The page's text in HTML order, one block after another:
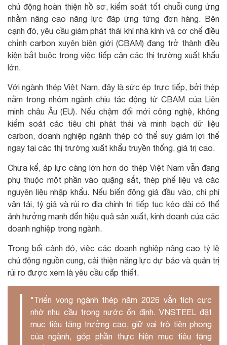
chủ động hoàn thiện hồ sơ, kiểm soát tốt chuỗi cung ứng
nhằm nâng cao năng lực đáp ứng từng đơn hàng. Bên
cạnh đó, yêu cầu giảm phát thải khí nhà kính và cơ chế điều
chỉnh carbon xuyên biên giới (CBAM) đang trở thành điều
kiện bắt buộc trong việc tiếp cận các thị trường xuất khẩu
lớn.
Với ngành thép Việt Nam, đây là sức ép trực tiếp, bởi thép
nằm trong nhóm ngành chịu tác động từ CBAM của Liên
minh châu Âu (EU). Nếu chậm đổi mới công nghệ, không
kiểm soát các tiêu chí phát thải và minh bạch dữ liệu
carbon, doanh nghiệp ngành thép có thể suy giảm lợi thế
ngay tại các thị trường xuất khẩu truyền thống, giá trị cao.
Chưa kể, áp lực càng lớn hơn do thép Việt Nam vẫn đang
phụ thuộc một phần vào quặng sắt, thép phế liệu và các
nguyên liệu nhập khẩu. Nếu biến động giá đầu vào, chi phí
vận tải, tỷ giá và rủi ro địa chính trị tiếp tục kéo dài có thể
ảnh hưởng mạnh đến hiệu quả sản xuất, kinh doanh của các
doanh nghiệp trong ngành.
Trong bối cảnh đó, việc các doanh nghiệp nâng cao tỷ lệ
chủ động nguồn cung, cải thiện năng lực dự báo và quản trị
rủi ro được xem là yêu cầu cấp thiết.
"Triển vọng ngành thép năm 2026 vẫn tích cực
nhờ nhu cầu trong nước ổn định. VNSTEEL đặt
mục tiêu tăng trưởng cao, giữ vai trò tiên phong
của ngành, góp phần thực hiện mục tiêu tăng